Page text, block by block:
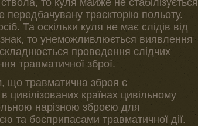
передбачувану траєкторію польоту.
Та оскільки куля не має слідів від
то унеможливлюється виявлення
проведення слідчих
травматичної зброї.
що травматична зброя є
країнах цивільному
нарізною зброєю для
та боєприпасами травматичної дії.